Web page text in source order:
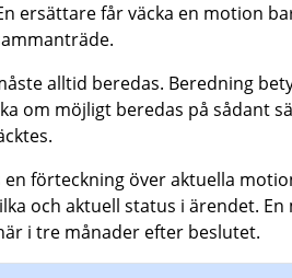
ersättare får väcka en motion
alltid beredas. Beredning
om möjligt beredas på sådant
en förteckning över aktuella
och aktuell status i ärendet.
i tre månader efter beslutet.